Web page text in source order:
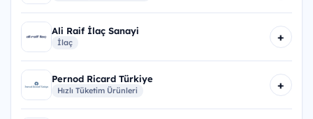
Ali Raif İlaç Sanayi
İlaç +
Pernod Ricard Türkiye
Hızlı Tüketim Ürünleri +